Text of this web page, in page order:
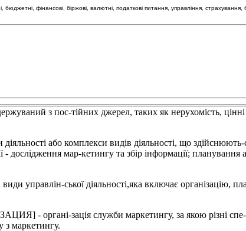
фінансові, біржові, валютні, податкові питання, управління,
пос-тійних джерел, таких як нерухомість, цінні
або комплекси видів діяльності, що здійснюють-ся
мар-кетингу та збір інформації; планування
ської діяльності,яка включає організацію,
зація служби маркетингу, за якою різні спе-
з маркетингу.